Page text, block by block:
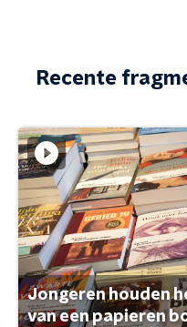
Recente
Jongeren houden
van een papieren